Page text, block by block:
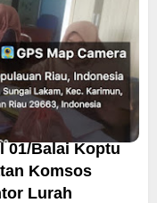
01/Balai Koptu
Komsos
Lurah